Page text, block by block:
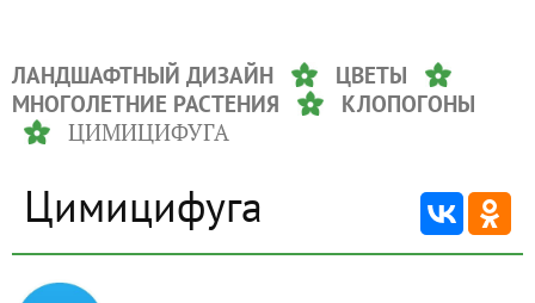
ЛАНДШАФТНЫЙ ДИЗАЙН
ЦВЕТЫ
МНОГОЛЕТНИЕ РАСТЕНИЯ
КЛОПОГОНЫ
ЦИМИЦИФУГА
Цимицифуга